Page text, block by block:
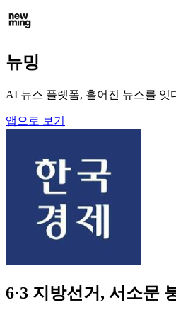
뉴밍
AI 뉴스 플랫폼, 흩어진 뉴스를 잇
앱으로 보기
6·3 지방선거, 서소문